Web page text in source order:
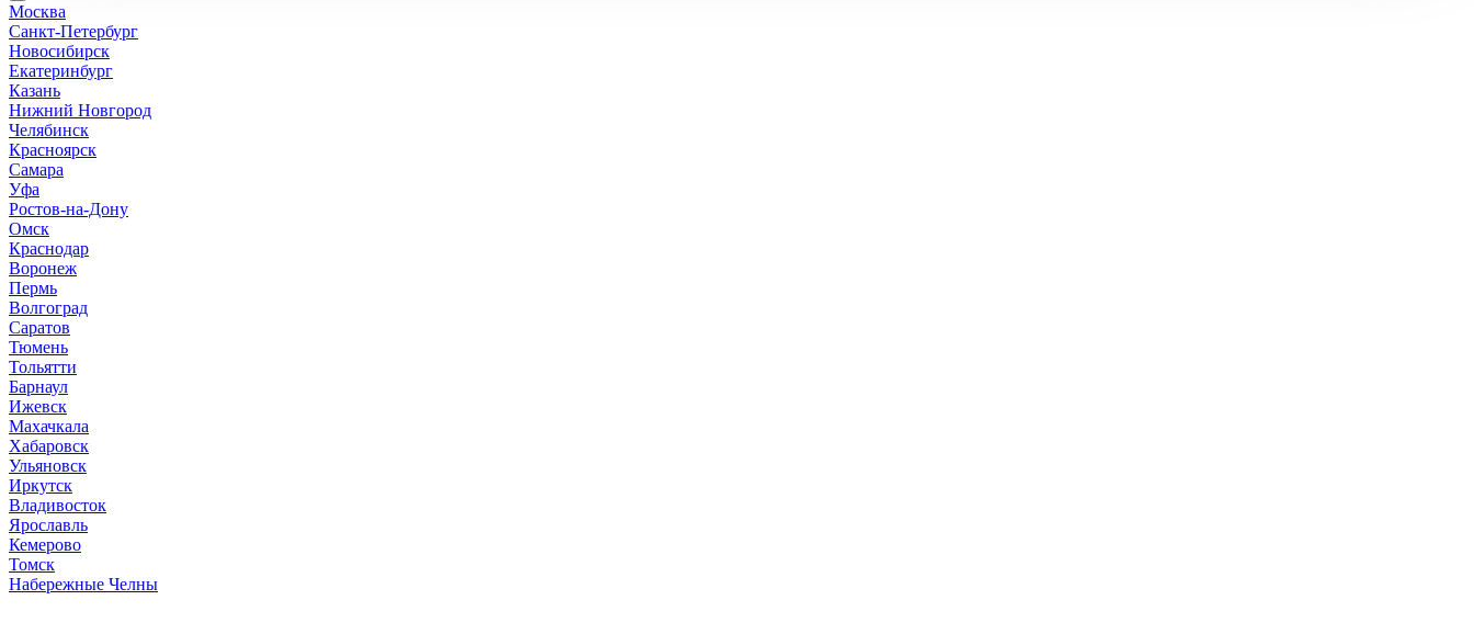
стеклоочистители
топливная система
тормозная система
трансмиссия
Москва
Санкт-Петербург
Новосибирск
Екатеринбург
Казань
Нижний Новгород
Челябинск
Красноярск
Самара
Уфа
Ростов-на-Дону
Омск
Краснодар
Воронеж
Пермь
Волгоград
Саратов
Тюмень
Тольятти
Барнаул
Ижевск
Махачкала
Хабаровск
Ульяновск
Иркутск
Владивосток
Ярославль
Кемерово
Томск
Набережные Челны